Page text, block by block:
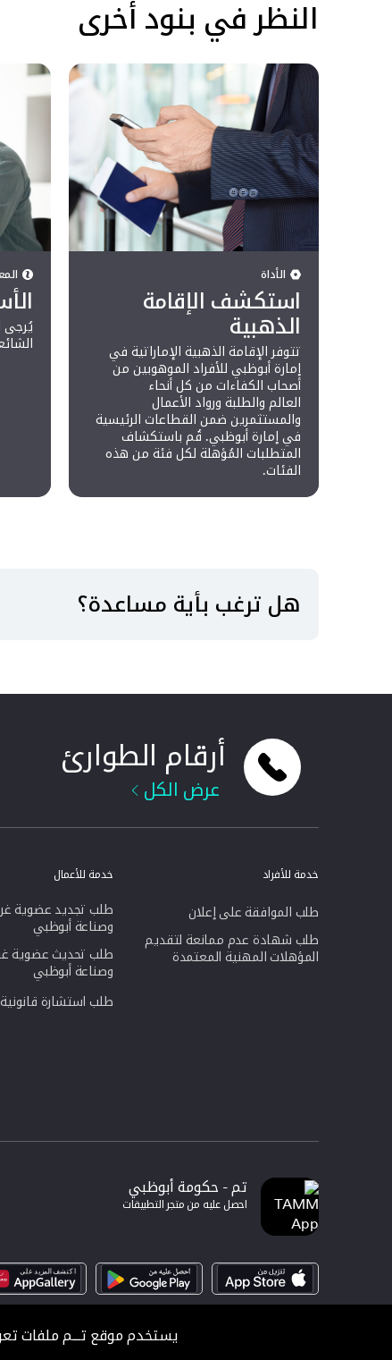
النظر في بنود أخرى
الأداة
استكشف الإقامة
الذهبية
تتوفر الإقامة الذهبية الإماراتية في
إمارة أبوظبي للأفراد الموهوبين من
أصحاب الكفاءات من كل أنحاء
العالم والطلبة ورواد الأعمال
والمستثمرين ضمن القطاعات الرئيسية
في إمارة أبوظبي. قُم باستكشاف
المتطلبات المُؤهلة لكل فئة من هذه
الفئات.
يُرجى
هل ترغب بأية مساعدة؟
يستخدم موقع تـــم ملفات
أرقام الطوارئ
عرض الكل
خدمة للأفراد
طلب الموافقة على إعلان
طلب شهادة عدم ممانعة لتقديم
المؤهلات المهنية المعتمدة
خدمة للأعمال
طلب تجديد عضوية
وصناعة أبوظبي
طلب تحديث عضوية
وصناعة أبوظبي
طلب استشارة قانونية
تم - حكومة أبوظبي
احصل عليه من متجر التطبيقات